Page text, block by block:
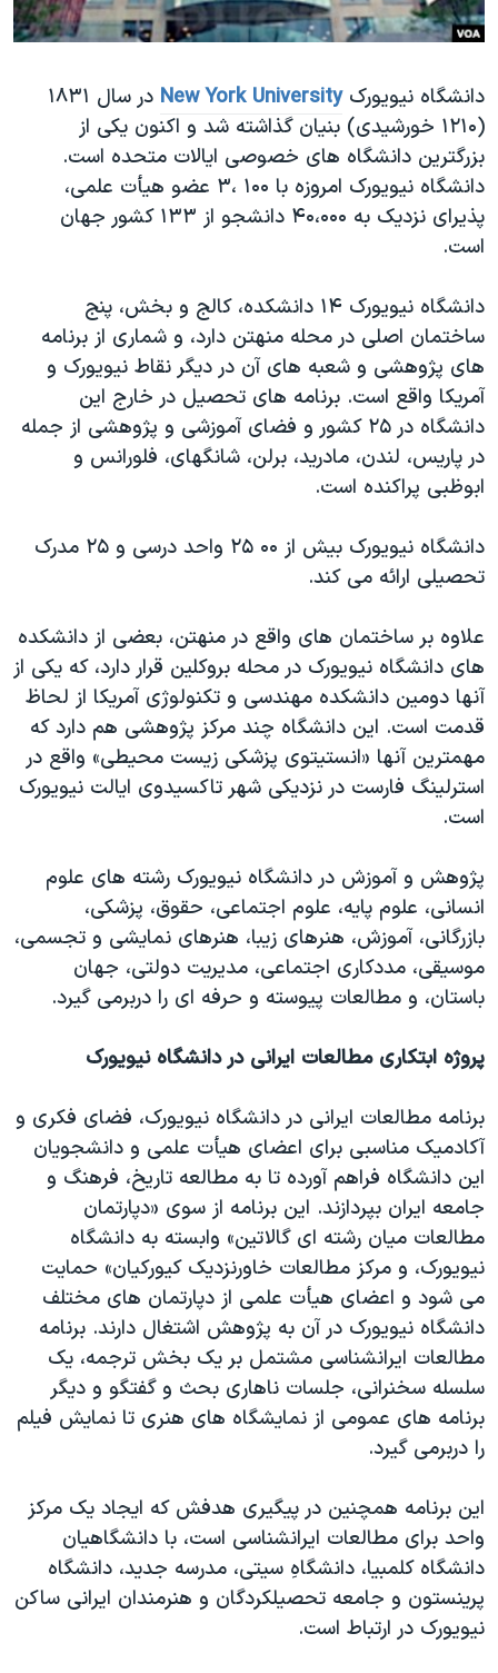
فرهنگ و زندگی
اقتصادی
علم و فناوری
اسرائیل در جنگ
گالری عکس
مستندها
حمله جمهوری اسلامی به اسرائیل
رمز مهسا
ورزش زنان در ایران
اعتراضات زن، زندگی، آزادی
تریبونال مردمی آبان ۹۸
دادگاه حمید نوری
چهل سال گروگان‌گیری
قانون شفافیت دارائی کادر رهبری ایران
اعتراضات مردمی آبان ۹۸
اسرائیل در جنگ
نرگس محمدی برنده جایزه نوبل صلح
همایش محافظه‌کاران آمریکا «سی‌پک»
سفر پرزیدنت ترامپ به چین
دنبال کنید
زبانهای مختلف
دانشگاه نیویورکNew York University
در سال ۱۸۳۱
(۱۲۱۰ خورشیدی) بنیان گذاشته شد و اکنون یکی از
بزرگترین دانشگاه های خصوصی ایالات متحده است.
دانشگاه نیویورک امروزه با ۱۰۰ ،۳ عضو هیأت علمی،
پذیرای نزدیک به ۴۰،۰۰۰ دانشجو از ۱۳۳ کشور جهان
است.
دانشگاه نیویورک ۱۴ دانشکده، کالج و بخش، پنج
ساختمان اصلی در محله منهتن دارد، و شماری از برنامه
های پژوهشی و شعبه های آن در دیگر نقاط نیویورک و
آمریکا واقع است. برنامه های تحصیل در خارج این
دانشگاه در ۲۵ کشور و فضای آموزشی و پژوهشی از جمله
در پاریس، لندن، مادرید، برلن، شانگهای، فلورانس و
ابوظبی پراکنده است.
دانشگاه نیویورک بیش از ۰۰ ۲۵ واحد درسی و ۲۵ مدرک
تحصیلی ارائه می کند.
علاوه بر ساختمان های واقع در منهتن، بعضی از دانشکده
های دانشگاه نیویورک در محله بروکلین قرار دارد، که یکی از
آنها دومین دانشکده مهندسی و تکنولوژی آمریکا از لحاظ
قدمت است. این دانشگاه چند مرکز پژوهشی هم دارد که
مهمترین آنها «انستیتوی پزشکی زیست محیطی» واقع در
استرلینگ فارست در نزدیکی شهر تاکسیدوی ایالت نیویورک
است.
پژوهش و آموزش در دانشگاه نیویورک رشته های علوم
انسانی، علوم پایه، علوم اجتماعی، حقوق، پزشکی،
بازرگانی، آموزش، هنرهای زیبا، هنرهای نمایشی و تجسمی،
موسیقی، مددکاری اجتماعی، مدیریت دولتی، جهان
باستان، و مطالعات پیوسته و حرفه ای را دربرمی گیرد.
پروژه ابتکاری مطالعات ایرانی در دانشگاه نیویورک
برنامه مطالعات ایرانی در دانشگاه نیویورک، فضای فکری و
آکادمیک مناسبی برای اعضای هیأت علمی و دانشجویان
این دانشگاه فراهم آورده تا به مطالعه تاریخ، فرهنگ و
جامعه ایران بپردازند. این برنامه از سوی «دپارتمان
مطالعات میان رشته ای گالاتین» وابسته به دانشگاه
نیویورک، و مرکز مطالعات خاورنزدیک کیورکیان» حمایت
می شود و اعضای هیأت علمی از دپارتمان های مختلف
دانشگاه نیویورک در آن به پژوهش اشتغال دارند. برنامه
مطالعات ایرانشناسی مشتمل بر یک بخش ترجمه، یک
سلسله سخنرانی، جلسات ناهاری بحث و گفتگو و دیگر
برنامه های عمومی از نمایشگاه های هنری تا نمایش فیلم
را دربرمی گیرد.
این برنامه همچنین در پیگیری هدفش که ایجاد یک مرکز
واحد برای مطالعات ایرانشناسی است، با دانشگاهیان
دانشگاه کلمبیا، دانشگاهِ سیتی، مدرسه جدید، دانشگاه
پرینستون و جامعه تحصیلکردگان و هنرمندان ایرانی ساکن
نیویورک در ارتباط است.